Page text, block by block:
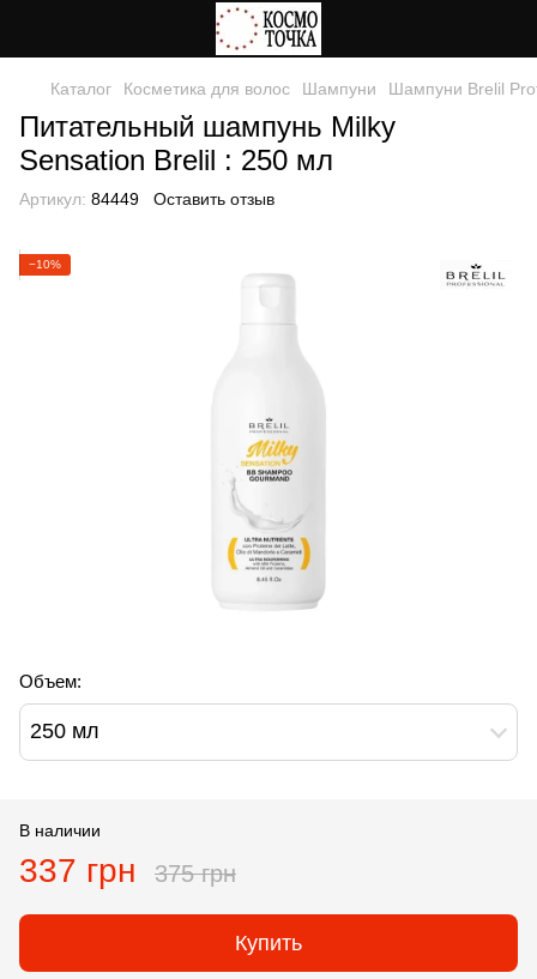
Каталог Косметика для волос Шампуни Шампуни Brelil
Питательный шампунь Milky
Sensation Brelil : 250 мл
Артикул: 84449 Оставить отзыв
−10%
Объем:
250 мл
В наличии
337 грн 375 грн
Купить